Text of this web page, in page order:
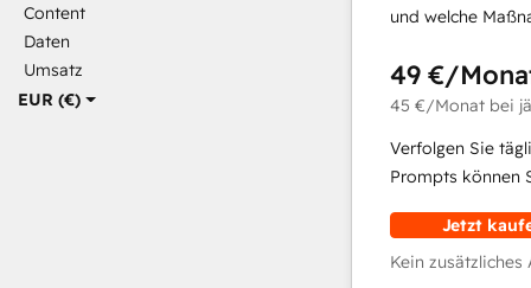
EUR (€)
Content
Daten
Umsatz
und welche
49 €/
45 €/Monat bei
Verfolgen Sie
Prompts können
Jetzt
Kein